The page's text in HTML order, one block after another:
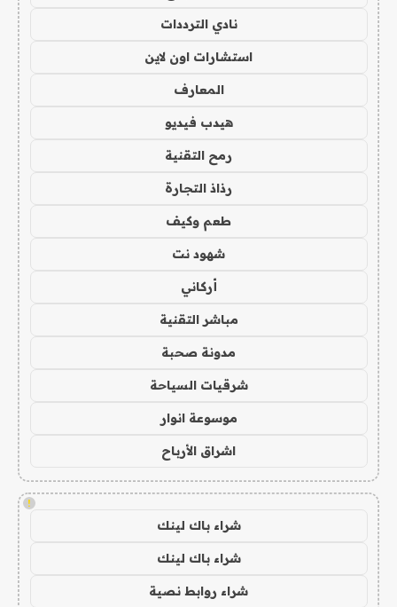
نادي الترددات
استشارات اون لاين
المعارف
هيدب فيديو
رمح التقنية
رذاذ التجارة
طعم وكيف
شهود نت
أركاني
مباشر التقنية
مدونة صحبة
شرقيات السياحة
موسوعة انوار
اشراق الأرباح
!
شراء باك لينك
شراء باك لينك
شراء روابط نصية